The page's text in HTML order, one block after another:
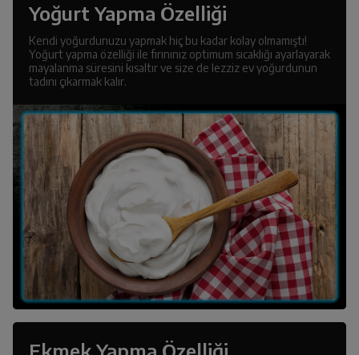
Yoğurt Yapma Özelliği
Kendi yoğurdunuzu yapmak hiç bu kadar kolay olmamıştı!
Yoğurt yapma özelliği ile fırınınız optimum sıcaklığı ayarlayarak
mayalanma süresini kısaltır ve size de lezziz ev yoğurdunun
tadını çıkarmak kalır.
Ekmek Yapma Özelliği